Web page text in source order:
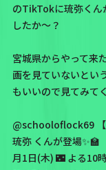
のTikTokに琉弥くん
したか〜？
宮城県からやって来
画を見ていないとい
もいいので見てみて
@schooloflock69【
琉弥くんが登場✨🏫
月1日(木) 🌃 よる10